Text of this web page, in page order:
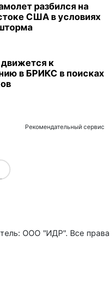
разбился на
США в условиях
к
в БРИКС в поисках
Рекомендательный сервис
ООО "ИДР". Все права